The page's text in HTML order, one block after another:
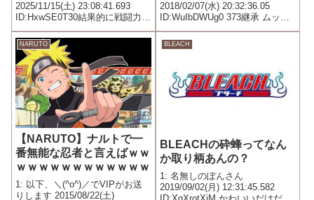
2025/11/15(土) 23:08:41.693
ID:HxwSE0T30結果的に戦闘力も
特段高くなく学者にも専念して
なさそうな中途半端な奴になっ
たよな
2018/02/07(水) 20:32:36.05
ID:WuIbDWUg0 373継承 ムッセ
「第2王子(カミーラ)様、第1王子
(ベンジャミン)様暗殺計画犯とし
て拘束します」 ムッセ「会話は
NARUTO
【NARUTO】ナルトで一
番無能な忍者と言えばｗｗ
ｗｗｗｗｗｗｗｗｗｗｗｗ
1: 以下、＼(^o^)／でVIPがお送
りします 2015/08/22(土)
BLEACH
BLEACHの砕蜂ってなん
か取り柄あんの？
1: 名無しのぽんさん
2019/09/02(月) 12:31:45.582